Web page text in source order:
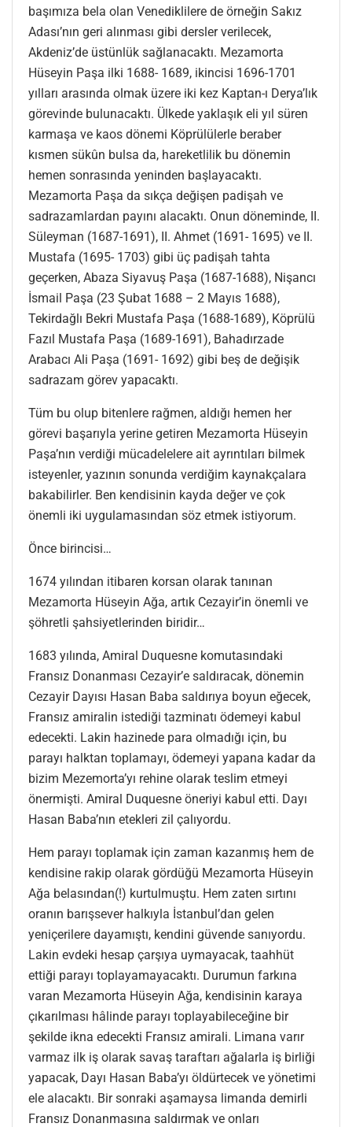
başımıza bela olan Venediklilere de örneğin Sakız
Adası’nın geri alınması gibi dersler verilecek,
Akdeniz’de üstünlük sağlanacaktı. Mezamorta
Hüseyin Paşa ilki 1688- 1689, ikincisi 1696-1701
yılları arasında olmak üzere iki kez Kaptan-ı Derya’lık
görevinde bulunacaktı. Ülkede yaklaşık eli yıl süren
karmaşa ve kaos dönemi Köprülülerle beraber
kısmen sükûn bulsa da, hareketlilik bu dönemin
hemen sonrasında yeninden başlayacaktı.
Mezamorta Paşa da sıkça değişen padişah ve
sadrazamlardan payını alacaktı. Onun döneminde, II.
Süleyman (1687-1691), II. Ahmet (1691- 1695) ve II.
Mustafa (1695- 1703) gibi üç padişah tahta
geçerken, Abaza Siyavuş Paşa (1687-1688), Nişancı
İsmail Paşa (23 Şubat 1688 – 2 Mayıs 1688),
Tekirdağlı Bekri Mustafa Paşa (1688-1689), Köprülü
Fazıl Mustafa Paşa (1689-1691), Bahadırzade
Arabacı Ali Paşa (1691- 1692) gibi beş de değişik
sadrazam görev yapacaktı.
Tüm bu olup bitenlere rağmen, aldığı hemen her
görevi başarıyla yerine getiren Mezamorta Hüseyin
Paşa’nın verdiği mücadelelere ait ayrıntıları bilmek
isteyenler, yazının sonunda verdiğim kaynakçalara
bakabilirler. Ben kendisinin kayda değer ve çok
önemli iki uygulamasından söz etmek istiyorum.
Önce birincisi…
1674 yılından itibaren korsan olarak tanınan
Mezamorta Hüseyin Ağa, artık Cezayir’in önemli ve
şöhretli şahsiyetlerinden biridir…
1683 yılında, Amiral Duquesne komutasındaki
Fransız Donanması Cezayir’e saldıracak, dönemin
Cezayir Dayısı Hasan Baba saldırıya boyun eğecek,
Fransız amiralin istediği tazminatı ödemeyi kabul
edecekti. Lakin hazinede para olmadığı için, bu
parayı halktan toplamayı, ödemeyi yapana kadar da
bizim Mezemorta’yı rehine olarak teslim etmeyi
önermişti. Amiral Duquesne öneriyi kabul etti. Dayı
Hasan Baba’nın etekleri zil çalıyordu.
Hem parayı toplamak için zaman kazanmış hem de
kendisine rakip olarak gördüğü Mezamorta Hüseyin
Ağa belasından(!) kurtulmuştu. Hem zaten sırtını
oranın barışsever halkıyla İstanbul’dan gelen
yeniçerilere dayamıştı, kendini güvende sanıyordu.
Lakin evdeki hesap çarşıya uymayacak, taahhüt
ettiği parayı toplayamayacaktı. Durumun farkına
varan Mezamorta Hüseyin Ağa, kendisinin karaya
çıkarılması hâlinde parayı toplayabileceğine bir
şekilde ikna edecekti Fransız amirali. Limana varır
varmaz ilk iş olarak savaş taraftarı ağalarla iş birliği
yapacak, Dayı Hasan Baba’yı öldürtecek ve yönetimi
ele alacaktı. Bir sonraki aşamaysa limanda demirli
Fransız Donanmasına saldırmak ve onları